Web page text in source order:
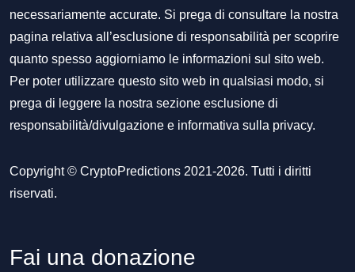
necessariamente accurate. Si prega di consultare la nostra
pagina relativa all’esclusione di responsabilità per scoprire
quanto spesso aggiorniamo le informazioni sul sito web.
Per poter utilizzare questo sito web in qualsiasi modo, si
prega di leggere la nostra sezione esclusione di
responsabilità/divulgazione e informativa sulla privacy.
Copyright © CryptoPredictions 2021-2026. Tutti i diritti
riservati.
Fai una donazione